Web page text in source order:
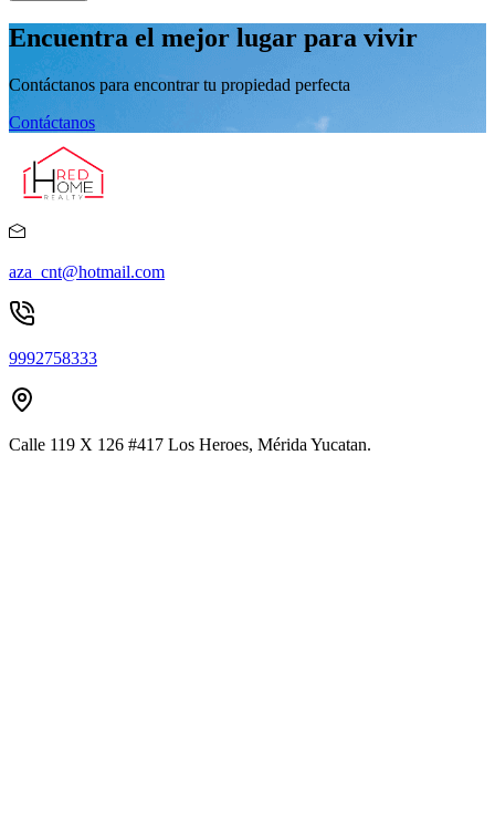
Encuentra el mejor lugar para vivir
Contáctanos para encontrar tu propiedad perfecta
Contáctanos
aza_cnt@hotmail.com
9992758333
Calle 119 X 126 #417 Los Heroes, Mérida Yucatan.